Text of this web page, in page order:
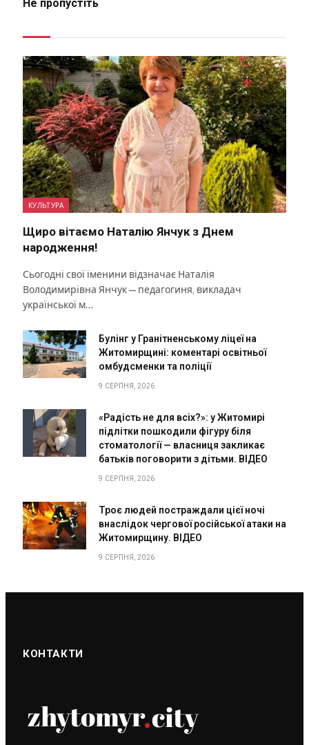
Не пропустіть
КУЛЬТУРА
Щиро вітаємо Наталію Янчук з Днем
народження!
Сьогодні свої іменини відзначає Наталія
Володимирівна Янчук — педагогиня, викладач
української м…
Булінг у Гранітненському ліцеї на
Житомирщині: коментарі освітньої
омбудсменки та поліції
9 СЕРПНЯ, 2026
«Радість не для всіх?»: у Житомирі
підлітки пошкодили фігуру біля
стоматології — власниця закликає
батьків поговорити з дітьми. ВІДЕО
9 СЕРПНЯ, 2026
Троє людей постраждали цієї ночі
внаслідок чергової російської атаки на
Житомирщину. ВІДЕО
9 СЕРПНЯ, 2026
КОНТАКТИ